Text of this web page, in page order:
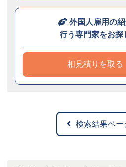
外国人雇用の
行う専門家をお探
相見積りを取る
検索結果ペー